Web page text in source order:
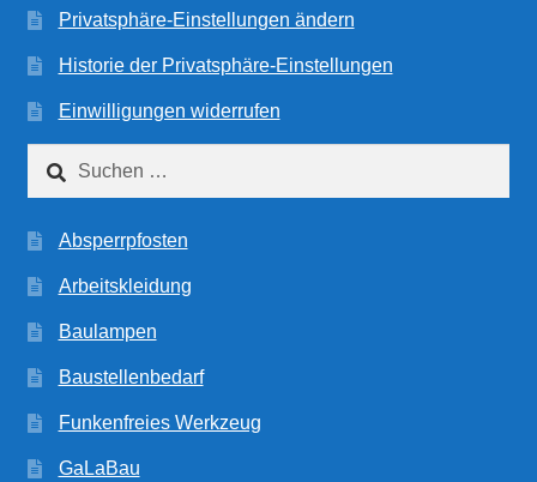
Privatsphäre-Einstellungen ändern
Historie der Privatsphäre-Einstellungen
Einwilligungen widerrufen
nach:
Absperrpfosten
Arbeitskleidung
Baulampen
Baustellenbedarf
Funkenfreies Werkzeug
GaLaBau